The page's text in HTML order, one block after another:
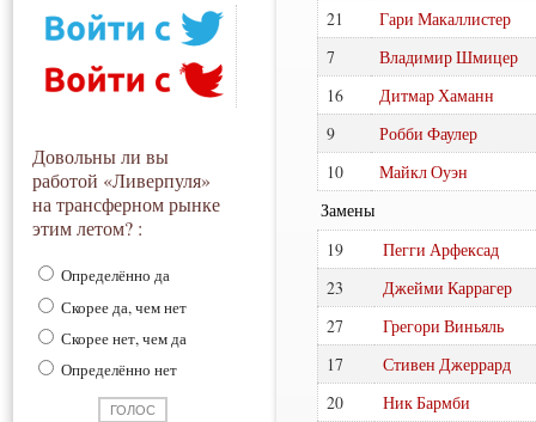
Довольны ли вы
работой «Ливерпуля»
на трансферном рынке
этим летом? :
Определённо да
Скорее да, чем нет
Скорее нет, чем да
Определённо нет
21
Гари Макаллистер
7
Владимир Шмицер
16
Дитмар Хаманн
9
Робби Фаулер
10
Майкл Оуэн
Замены
19
Пегги Арфексад
23
Джейми Каррагер
27
Грегори Виньяль
17
Стивен Джеррард
20
Ник Бармби